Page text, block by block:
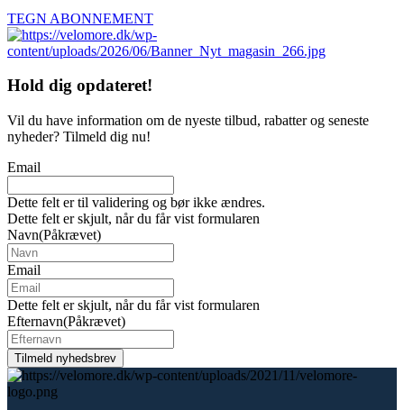
TEGN ABONNEMENT
Hold dig opdateret!
Vil du have information om de nyeste tilbud, rabatter og seneste
nyheder? Tilmeld dig nu!
Email
Dette felt er til validering og bør ikke ændres.
Dette felt er skjult, når du får vist formularen
Navn(Påkrævet)
Email
Dette felt er skjult, når du får vist formularen
Efternavn(Påkrævet)